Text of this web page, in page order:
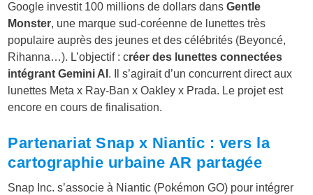
Google investit 100 millions de dollars dansGentle
Monster, une marque sud-coréenne de lunettes très
populaire auprès des jeunes et des célébrités (Beyoncé,
Rihanna…). L’objectif : créer des lunettes connectées
intégrant Gemini AI . Il s’agirait d’un concurrent direct aux
lunettes Meta x Ray-Ban x Oakley x Prada. Le projet est
encore en cours de finalisation.
Partenariat Snap x Niantic : vers la
cartographie urbaine AR partagée
Snap Inc. s’associe à Niantic (Pokémon GO) pour intégrer